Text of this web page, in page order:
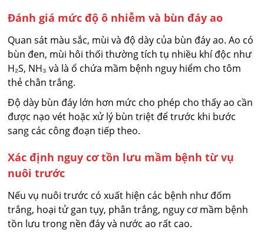
Đánh giá mức độ ô nhiễm và bùn đáy ao
Quan sát màu sắc, mùi và độ dày của bùn đáy ao. Ao có
bùn đen, mùi hôi thối thường tích tụ nhiều khí độc như
H₂S, NH₃ và là ổ chứa mầm bệnh nguy hiểm cho tôm
thẻ chân trắng.
Độ dày bùn đáy lớn hơn mức cho phép cho thấy ao cần
được nạo vét hoặc xử lý bùn triệt để trước khi bước
sang các công đoạn tiếp theo.
Xác định nguy cơ tồn lưu mầm bệnh từ vụ
nuôi trước
Nếu vụ nuôi trước có xuất hiện các bệnh như đốm
trắng, hoại tử gan tụy, phân trắng, nguy cơ mầm bệnh
tồn lưu trong nền đáy và nước ao rất cao.